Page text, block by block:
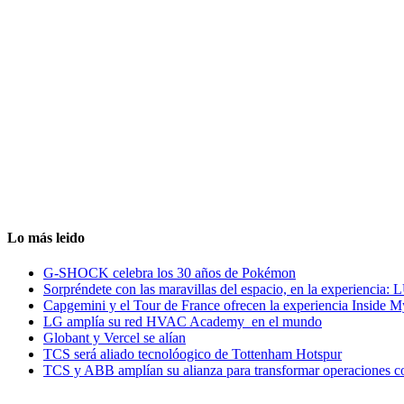
Lo más leido
G-SHOCK celebra los 30 años de Pokémon
Sorpréndete con las maravillas del espacio, en la experiencia:
Capgemini y el Tour de France ofrecen la experiencia Inside
LG amplía su red HVAC Academy en el mundo
Globant y Vercel se alían
TCS será aliado tecnolóogico de Tottenham Hotspur
TCS y ABB amplían su alianza para transformar operaciones